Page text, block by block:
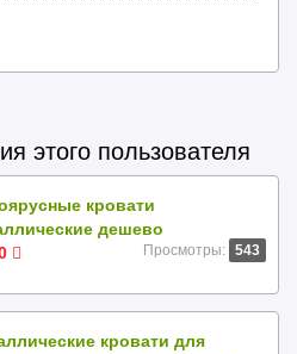
этого пользователя
кровати
дешево
Просмотры: 543
кровати для